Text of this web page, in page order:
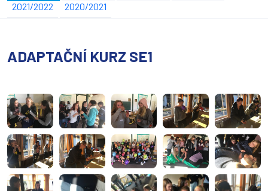
2021/2022
2020/2021
ADAPTAČNÍ KURZ SE1